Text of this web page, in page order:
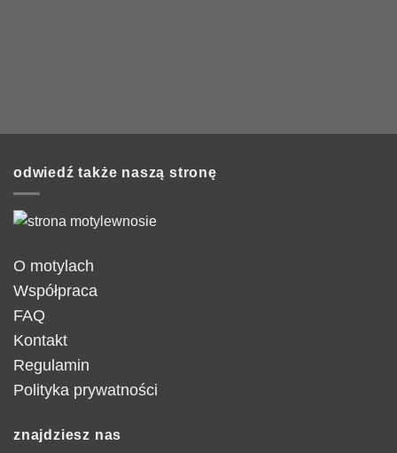
odwiedź także naszą stronę
O motylach
Współpraca
FAQ
Kontakt
Regulamin
Polityka prywatności
znajdziesz nas